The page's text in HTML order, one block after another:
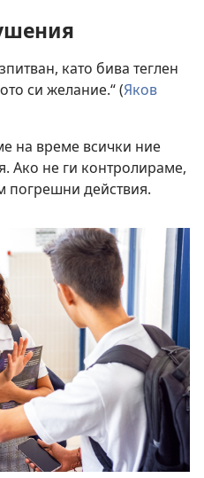
като бива теглен
си желание.“ (Яков
на време всички ние
Ако не ги контролираме,
погрешни действия.